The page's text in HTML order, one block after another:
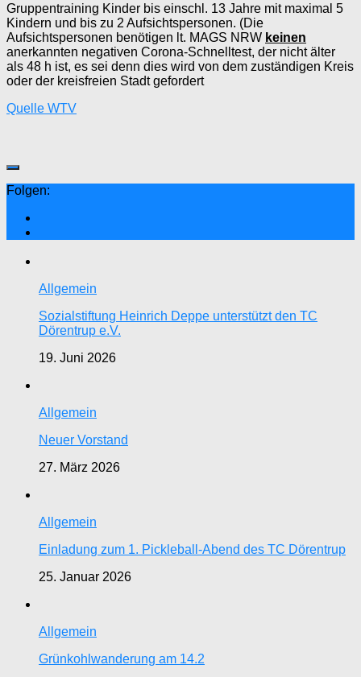
Gruppentraining Kinder bis einschl. 13 Jahre mit maximal 5
Kindern und bis zu 2 Aufsichtspersonen. (Die
Aufsichtspersonen benötigen lt. MAGS NRW keinen
anerkannten negativen Corona-Schnelltest, der nicht älter
als 48 h ist, es sei denn dies wird von dem zuständigen Kreis
oder der kreisfreien Stadt gefordert
Quelle WTV
Folgen:
Allgemein
Sozialstiftung Heinrich Deppe unterstützt den TC
Dörentrup e.V.
19. Juni 2026
Allgemein
Neuer Vorstand
27. März 2026
Allgemein
Einladung zum 1. Pickleball-Abend des TC Dörentrup
25. Januar 2026
Allgemein
Grünkohlwanderung am 14.2